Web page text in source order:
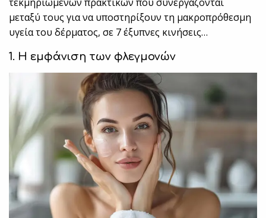
μεταξύ τους για να υποστηρίξουν τη μακροπρόθεσμη
υγεία του δέρματος, σε 7 έξυπνες κινήσεις…
1. Η εμφάνιση των φλεγμονών